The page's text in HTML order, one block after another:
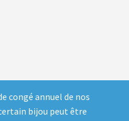
congé annuel de nos
bijou peut être